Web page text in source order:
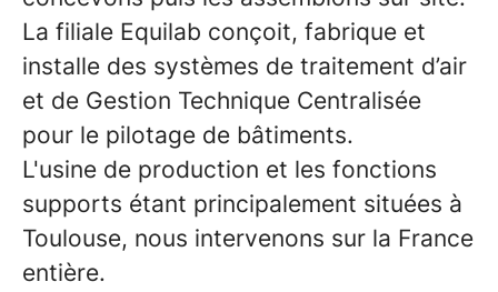
La filiale Equilab conçoit, fabrique et
installe des systèmes de traitement d’air
et de Gestion Technique Centralisée
pour le pilotage de bâtiments.
L'usine de production et les fonctions
supports étant principalement situées à
Toulouse, nous intervenons sur la France
entière.